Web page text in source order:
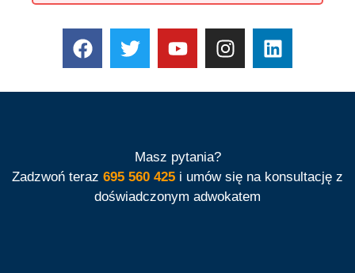
Masz pytania?
Zadzwoń teraz 695 560 425 i umów się na konsultację z
doświadczonym adwokatem